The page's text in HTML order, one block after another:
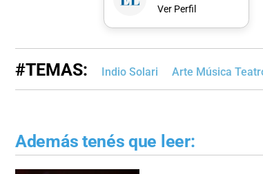
Ver Perfil
#TEMAS: Indio Solari Arte Música
Además tenés que leer: